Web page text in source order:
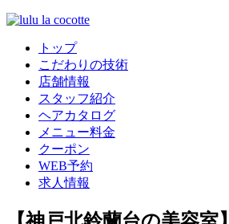
トップ
こだわりの技術
店舗情報
スタッフ紹介
ヘアカタログ
メニュー料金
クーポン
WEB予約
求人情報